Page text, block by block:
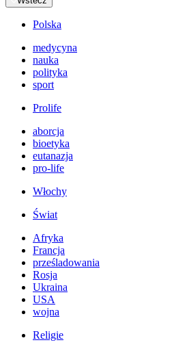
Polska
medycyna
nauka
polityka
sport
Prolife
aborcja
bioetyka
eutanazja
pro-life
Włochy
Świat
Afryka
Francja
prześladowania
Rosja
Ukraina
USA
wojna
Religie